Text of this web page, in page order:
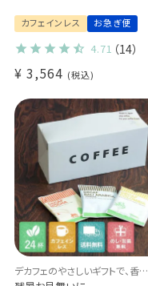
カフェインレス お急ぎ便
4.71 （14）
¥ 3,564 税込
デカフェのやさしいギフトで、香り